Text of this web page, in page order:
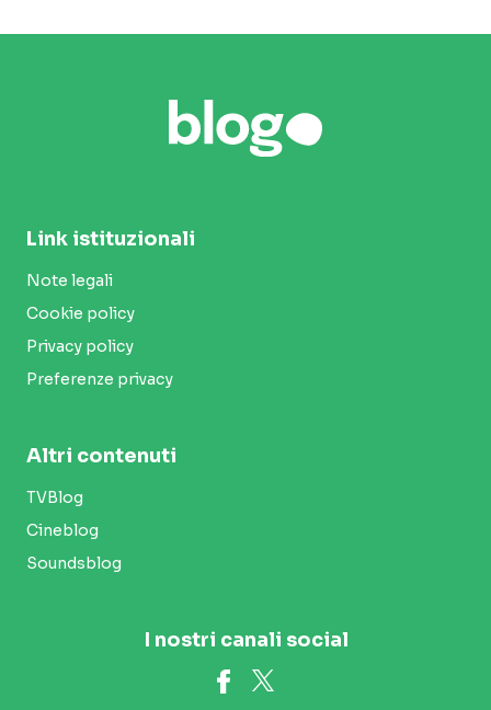
Link istituzionali
Note legali
Cookie policy
Privacy policy
Preferenze privacy
Altri contenuti
TVBlog
Cineblog
Soundsblog
I nostri canali social